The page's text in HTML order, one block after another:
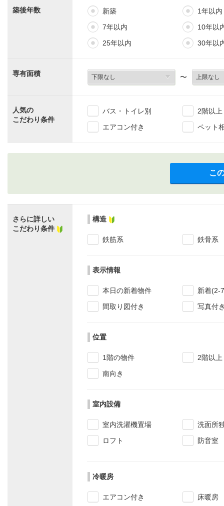
築後年数 新築
1年以内
7年以内
10年以
25年以内
30年以
専有面積 〜
人気の
こだわり条件
バス・トイレ別
2階以上
エアコン付き
ペット
こ
さらに詳しい
こだわり条件
構造
鉄筋系 鉄骨系
表示情報
本日の新着物件
新着(2-
間取り図付き
写真付
位置
1階の物件
2階以上
南向き
室内設備
室内洗濯機置場
洗面所
ロフト
防音室
冷暖房
エアコン付き 床暖房